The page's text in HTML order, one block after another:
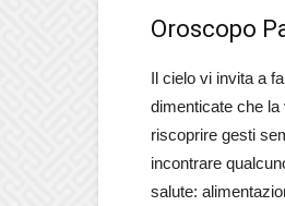
Oroscopo
Il cielo vi invita a
dimenticate che
riscoprire gesti
incontrare
salute: